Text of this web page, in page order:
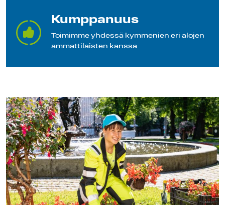
Kumppanuus
Toimimme yhdessä kymmenien eri alojen
ammattilaisten kanssa